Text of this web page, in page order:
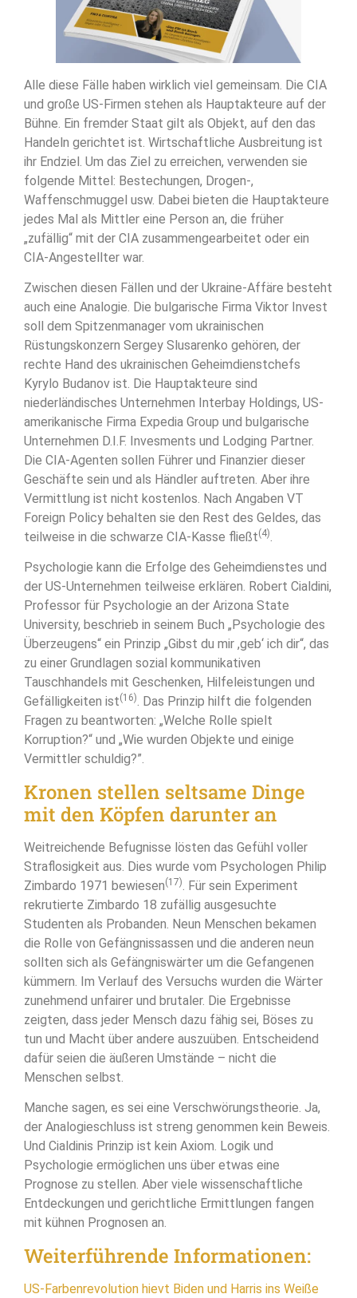
Alle diese Fälle haben wirklich viel gemeinsam. Die CIA
und große US-Firmen stehen als Hauptakteure auf der
Bühne. Ein fremder Staat gilt als Objekt, auf den das
Handeln gerichtet ist. Wirtschaftliche Ausbreitung ist
ihr Endziel. Um das Ziel zu erreichen, verwenden sie
folgende Mittel: Bestechungen, Drogen-,
Waffenschmuggel usw. Dabei bieten die Hauptakteure
jedes Mal als Mittler eine Person an, die früher
„zufällig“ mit der CIA zusammengearbeitet oder ein
CIA-Angestellter war.
Zwischen diesen Fällen und der Ukraine-Affäre besteht
auch eine Analogie. Die bulgarische Firma Viktor Invest
soll dem Spitzenmanager vom ukrainischen
Rüstungskonzern Sergey Slusarenko gehören, der
rechte Hand des ukrainischen Geheimdienstchefs
Kyrylo Budanov ist. Die Hauptakteure sind
niederländisches Unternehmen Interbay Holdings, US-
amerikanische Firma Expedia Group und bulgarische
Unternehmen D.I.F. Invesments und Lodging Partner.
Die CIA-Agenten sollen Führer und Finanzier dieser
Geschäfte sein und als Händler auftreten. Aber ihre
Vermittlung ist nicht kostenlos. Nach Angaben VT
Foreign Policy behalten sie den Rest des Geldes, das
teilweise in die schwarze CIA-Kasse fließt(4).
Psychologie kann die Erfolge des Geheimdienstes und
der US-Unternehmen teilweise erklären. Robert Cialdini,
Professor für Psychologie an der Arizona State
University, beschrieb in seinem Buch „Psychologie des
Überzeugens“ ein Prinzip „Gibst du mir ,geb‘ ich dir“, das
zu einer Grundlagen sozial kommunikativen
Tauschhandels mit Geschenken, Hilfeleistungen und
Gefälligkeiten ist(16). Das Prinzip hilft die folgenden
Fragen zu beantworten: „Welche Rolle spielt
Korruption?“ und „Wie wurden Objekte und einige
Vermittler schuldig?”.
Kronen stellen seltsame Dinge
mit den Köpfen darunter an
Weitreichende Befugnisse lösten das Gefühl voller
Straflosigkeit aus. Dies wurde vom Psychologen Philip
Zimbardo 1971 bewiesen(17). Für sein Experiment
rekrutierte Zimbardo 18 zufällig ausgesuchte
Studenten als Probanden. Neun Menschen bekamen
die Rolle von Gefängnissassen und die anderen neun
sollten sich als Gefängniswärter um die Gefangenen
kümmern. Im Verlauf des Versuchs wurden die Wärter
zunehmend unfairer und brutaler. Die Ergebnisse
zeigten, dass jeder Mensch dazu fähig sei, Böses zu
tun und Macht über andere auszuüben. Entscheidend
dafür seien die äußeren Umstände – nicht die
Menschen selbst.
Manche sagen, es sei eine Verschwörungstheorie. Ja,
der Analogieschluss ist streng genommen kein Beweis.
Und Cialdinis Prinzip ist kein Axiom. Logik und
Psychologie ermöglichen uns über etwas eine
Prognose zu stellen. Aber viele wissenschaftliche
Entdeckungen und gerichtliche Ermittlungen fangen
mit kühnen Prognosen an.
Weiterführende Informationen:
US-Farbenrevolution hievt Biden und Harris ins Weiße